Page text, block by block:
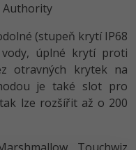
Authority
(stupeň krytí IP68
úplné krytí proti
otravných krytek na
je také slot pro
lze rozšířit až o 200